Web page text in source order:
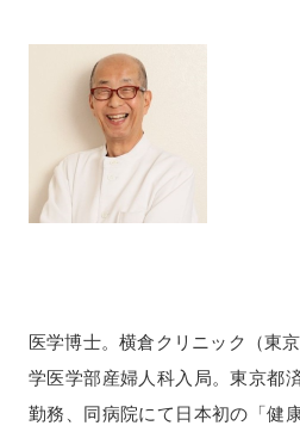
医学博士。横倉クリニック（東
学医学部産婦人科入局。東京都
勤務、同病院にて日本初の「健